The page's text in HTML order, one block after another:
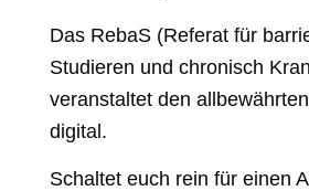
Das RebaS (Referat für
Studieren und chronisch
veranstaltet den
digital.
Schaltet euch rein für einen